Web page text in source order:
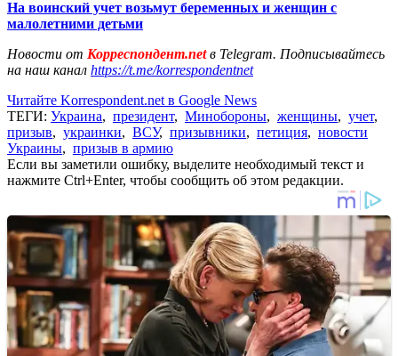
На воинский учет возьмут беременных и женщин с
малолетними детьми
Новости от Корреспондент.netв Telegram. Подписывайтесь
на наш канал https://t.me/korrespondentnet
Читайте Korrespondent.net в Google News
ТЕГИ: Украина, президент, Минобороны, женщины, учет,
призыв, украинки, ВСУ, призывники, петиция, новости
Украины, призыв в армию
Если вы заметили ошибку, выделите необходимый текст и
нажмите Ctrl+Enter, чтобы сообщить об этом редакции.